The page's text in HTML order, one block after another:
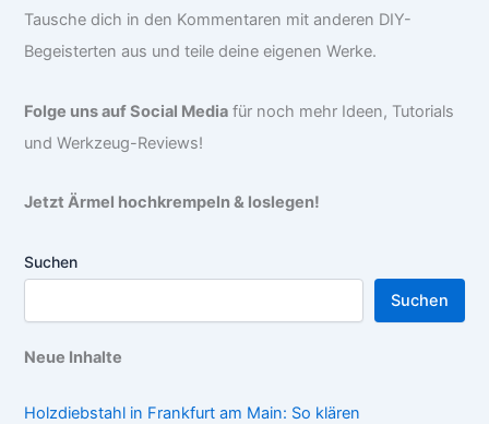
Tausche dich in den Kommentaren mit anderen DIY-
Begeisterten aus und teile deine eigenen Werke.
Folge uns auf Social Media für noch mehr Ideen, Tutorials
und Werkzeug-Reviews!
Jetzt Ärmel hochkrempeln & loslegen!
Suchen
Suchen
Neue Inhalte
Holzdiebstahl in Frankfurt am Main: So klären